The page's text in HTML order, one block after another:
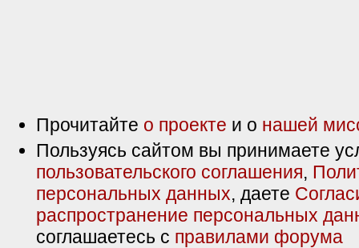
Прочитайте о проекте и о нашей
Пользуясь сайтом вы принимаете
пользовательского соглашения,
персональных данных, даете
распространение персональных
соглашаетесь с правилами форума